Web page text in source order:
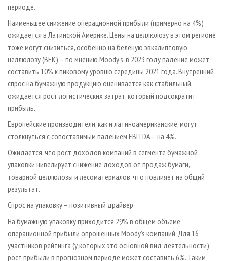
периоде.
Наименьшее снижение операционной прибыли (примерно на 4%)
ожидается в Латинской Америке. Цены на целлюлозу в этом регионе
тоже могут снизиться, особенно на беленую эвкалиптовую
целлюлозу (BEK) – по мнению Moody’s, в 2023 году падение может
составить 10% к пиковому уровню середины 2021 года. Внутренний
спрос на бумажную продукцию оценивается как стабильный,
ожидается рост логистических затрат, который подсократит
прибыль.
Европейские производители, как и латиноамериканские, могут
столкнуться с сопоставимым падением EBITDA – на 4%.
Ожидается, что рост доходов компаний в сегменте бумажной
упаковки нивелирует снижение доходов от продаж бумаги,
товарной целлюлозы и лесоматериалов, что повлияет на общий
результат.
Спрос на упаковку – позитивный драйвер
На бумажную упаковку приходится 29% в общем объеме
операционной прибыли опрошенных Moody’s компаний. Для 16
участников рейтинга (у которых это основной вид деятельности)
рост прибыли в прогнозном периоде может составить 6%. Таким